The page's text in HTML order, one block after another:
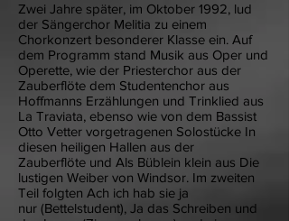
Zwei Jahre später, im Oktober 1992, lud
der Sängerchor Melitia zu einem
Chorkonzert besonderer Klasse ein. Auf
dem Programm stand Musik aus Oper und
Operette, wie der Priesterchor aus der
Zauberflöte dem Studentenchor aus
Hoffmanns Erzählungen und Trinklied aus
La Traviata, ebenso wie von dem Bassist
Otto Vetter vorgetragenen Solostücke In
diesen heiligen Hallen aus der
Zauberflöte und Als Büblein klein aus Die
lustigen Weiber von Windsor. Im zweiten
Teil folgten Ach ich hab sie ja
nur (Bettelstudent), Ja das Schreiben und